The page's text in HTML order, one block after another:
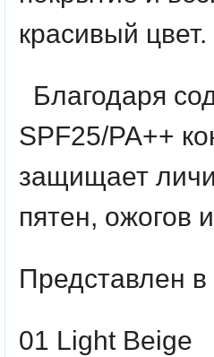
красивый цвет.
Благодаря
SPF25/PA++
защищает
пятен, ожогов
Представлен в
01 Light Beige